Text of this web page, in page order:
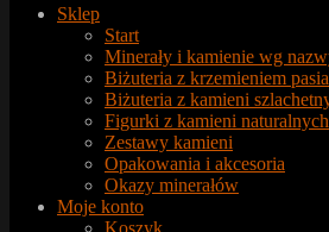
Sklep
Start
Minerały i kamienie wg
Biżuteria z krzemieniem
Biżuteria z kamieni
Figurki z kamieni naturalnych
Zestawy kamieni
Opakowania i akcesoria
Okazy minerałów
Moje konto
Koszyk